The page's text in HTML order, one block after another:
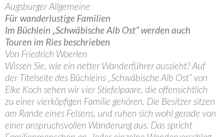
Augsburger Allgemeine
Für wanderlustige Familien
Im Büchlein „Schwäbische Alb Ost“ werden auch
Touren im Ries beschrieben
Von Friedrich Woerlen
Wissen Sie, wie ein netter Wanderführer aussieht? Auf
der Titelseite des Büchleins „Schwäbische Alb Ost“ von
Elke Koch sehen wir vier Stiefelpaare, die offensichtlich
zu einer vierköpfigen Familie gehören. Die Besitzer sitzen
am Rande eines Felsens, und ruhen sich wohl gerade von
einer anspruchsvollen Wanderung aus. Das spricht